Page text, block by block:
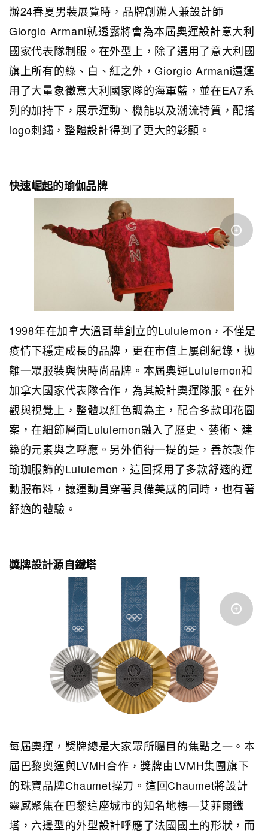
辦24春夏男裝展覽時，品牌創辦人兼設計師
Giorgio Armani就透露將會為本屆奧運設計意大利
國家代表隊制服。在外型上，除了選用了意大利國
旗上所有的綠、白、紅之外，Giorgio Armani還運
用了大量象徵意大利國家隊的海軍藍，並在EA7系
列的加持下，展示運動、機能以及潮流特質，配搭
logo刺繡，整體設計得到了更大的彰顯。
快速崛起的瑜伽品牌
1998年在加拿大溫哥華創立的Lululemon，不僅是
疫情下穩定成長的品牌，更在市值上屢創紀錄，拋
離一眾服裝與快時尚品牌。本屆奧運Lululemon和
加拿大國家代表隊合作，為其設計奧運隊服。在外
觀與視覺上，整體以紅色調為主，配合多款印花圖
案，在細節層面Lululemon融入了歷史、藝術、建
築的元素與之呼應。另外值得一提的是，善於製作
瑜珈服飾的Lululemon，這回採用了多款舒適的運
動服布料，讓運動員穿著具備美感的同時，也有著
舒適的體驗。
獎牌設計源自鐵塔
每屆奧運，獎牌總是大家眾所矚目的焦點之一。本
屆巴黎奧運與LVMH合作，獎牌由LVMH集團旗下
的珠寶品牌Chaumet操刀。這回Chaumet將設計
靈感聚焦在巴黎這座城市的知名地標—艾菲爾鐵
塔，六邊型的外型設計呼應了法國國土的形狀，而